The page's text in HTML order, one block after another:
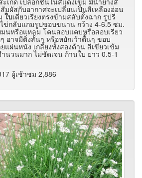
มผัสกับอากาศจะเปลี่ยนเป็นสีเหลืองอ่อน
ใบเดี่ยวเรียงตรงข้ามสลับตั้งฉาก รูปรี
ข่กลับแกมรูปขอบขนาน กว้าง 4-6.5 ซม.
นหรือแหลม โคนสอบแคบหรือสอบเรียว
อาจมีติ่งสั้นๆ หรือหยักเว้าตื้นๆ ขอบ
แผ่นหนัง เกลี้ยงทั้งสองด้าน สีเขียวเข้ม
นวนมาก ไม่ชัดเจน ก้านใบ ยาว 0.5-1
ผู้เช้าชม 2,886